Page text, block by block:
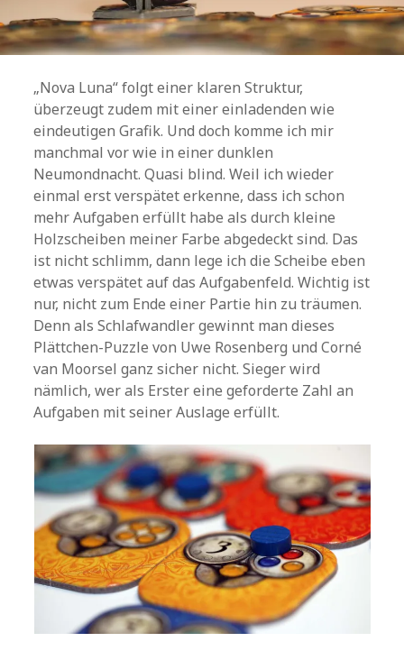
„Nova Luna“ folgt einer klaren Struktur,
überzeugt zudem mit einer einladenden wie
eindeutigen Grafik. Und doch komme ich mir
manchmal vor wie in einer dunklen
Neumondnacht. Quasi blind. Weil ich wieder
einmal erst verspätet erkenne, dass ich schon
mehr Aufgaben erfüllt habe als durch kleine
Holzscheiben meiner Farbe abgedeckt sind. Das
ist nicht schlimm, dann lege ich die Scheibe eben
etwas verspätet auf das Aufgabenfeld. Wichtig ist
nur, nicht zum Ende einer Partie hin zu träumen.
Denn als Schlafwandler gewinnt man dieses
Plättchen-Puzzle von Uwe Rosenberg und Corné
van Moorsel ganz sicher nicht. Sieger wird
nämlich, wer als Erster eine geforderte Zahl an
Aufgaben mit seiner Auslage erfüllt.